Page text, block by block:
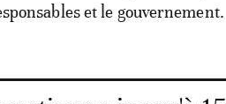
et le gouvernement.